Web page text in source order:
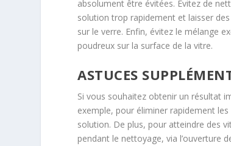
absolument être évitées. Evitez de
solution trop rapidement et laisser
sur le verre. Enfin, évitez le mélange
poudreux sur la surface de la vitre.
ASTUCES
Si vous souhaitez obtenir un résultat
exemple, pour éliminer rapidement
solution. De plus, pour atteindre des
pendant le nettoyage, via l’ouverture